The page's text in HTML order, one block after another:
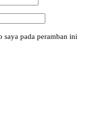
saya pada peramban ini